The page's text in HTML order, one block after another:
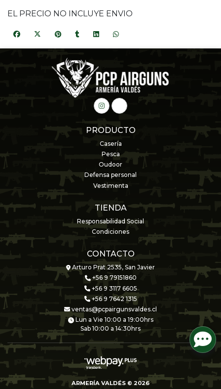
EL PRECIO NO INCLUYE ENVIO
PRODUCTO
Casería
Pesca
Oudoor
Defensa personal
Vestimenta
TIENDA
Responsabilidad Social
Condiciones
CONTACTO
Arturo Prat 2535, San Javier
+56 9 79151860
+56 9 3117 6605
+56 9 7642 1315
ventas@pcpairgunsvaldes.cl
Lun a Vie 10:00 a 19:00hrs
Sab 10:00 a 14:30hrs
ARMERÍA VALDÉS © 2026